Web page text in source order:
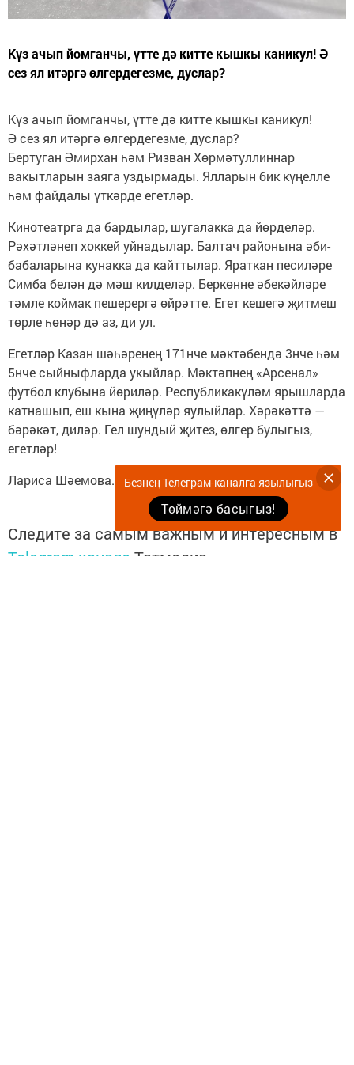
Күз ачып йомганчы, үтте дә китте кышкы каникул! Ә
сез ял итәргә өлгердегезме, дуслар?
Күз ачып йомганчы, үтте дә китте кышкы каникул!
Ә сез ял итәргә өлгердегезме, дуслар?
Бертуган Әмирхан һәм Ризван Хөрмәтуллиннар
вакытларын заяга уздырмады. Ялларын бик күңелле
һәм файдалы үткәрде егетләр.
Кинотеатрга да бардылар, шугалакка да йөрделәр.
Рәхәтләнеп хоккей уйнадылар. Балтач районына әби-
бабаларына кунакка да кайттылар. Яраткан песиләре
Симба белән дә мәш килделәр. Беркөнне әбекәйләре
тәмле коймак пешерергә өйрәтте. Егет кешегә җитмеш
төрле һөнәр дә аз, ди ул.
Егетләр Казан шәһәренең 171нче мәктәбендә 3нче һәм
5нче сыйныфларда укыйлар. Мәктәпнең «Арсенал»
футбол клубына йөриләр. Республикакүләм ярышларда
катнашып, еш кына җиңүләр яулыйлар. Хәрәкәттә —
бәрәкәт, диләр. Гел шундый җитез, өлгер булыгыз,
егетләр!
Лариса Шәемова.
Следите за самым важным и интересным в
Telegram-канале Татмедиа
Безнең Телеграм-каналга язылыгыз
Төймәгә басыгыз!